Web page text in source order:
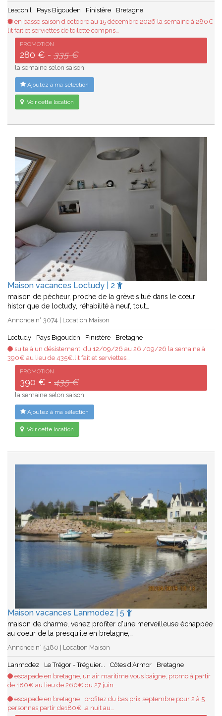
Lesconil Pays Bigouden Finistère
Bretagne
en basse saison d octobre au 15 décembre 2026 la semaine à 280€
lit fait et serviettes de toilette compris…
PROMOTION
280 € - 335 €
la semaine selon saison
Ajoutez à ma sélection
Voir cette location
Maison vacances Loctudy | 2
maison de pécheur, proche de la grève,situé dans le cœur
historique de loctudy, réhabilité à neuf, tout…
Annonce n° 3074 | Location Maison
Loctudy Pays Bigouden Finistère
Bretagne
suite à un désistement, du 12/09/26 au 26 /09/26 la semaine à
390€ au lieu de 435€.lit fait et serviettes…
PROMOTION
390 € - 435 €
la semaine selon saison
Ajoutez à ma sélection
Voir cette location
Maison vacances Lanmodez | 5
maison de charme, venez profiter d'une merveilleuse échappée
au coeur de la presqu'île en bretagne,…
Annonce n° 5180 | Location Maison
Lanmodez Le Trégor - Tréguier... Côtes d'Armor
Bretagne
escapade en bretagne, un air maritime vous baigne, promo à partir
de 180€ au lieu de 260€ du 27 juin…
escapade en bretagne , profitez du bas prix septembre pour 2 à 5
personnes,partir de180€ la nuit au…